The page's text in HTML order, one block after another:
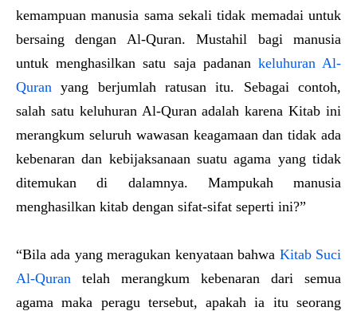
kemampuan manusia sama sekali tidak memadai untuk
bersaing dengan Al-Quran. Mustahil bagi manusia
untuk menghasilkan satu saja padanankeluhuran Al-
Quranyang berjumlah ratusan itu. Sebagai contoh,
salah satu keluhuran Al-Quran adalah karena Kitab ini
merangkum seluruh wawasan keagamaan dan tidak ada
kebenaran dan kebijaksanaan suatu agama yang tidak
ditemukan di dalamnya. Mampukah manusia
menghasilkan kitab dengan sifat-sifat seperti ini?”
“Bila ada yang meragukan kenyataan bahwa Kitab Suci
Al-Quran telah merangkum kebenaran dari semua
agama maka peragu tersebut, apakah ia itu seorang